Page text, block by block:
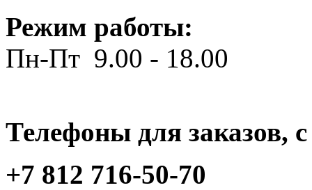
Режим работы:
Пн-Пт 9.00 - 18.00
Телефоны для заказов,
+7 812 716-50-70